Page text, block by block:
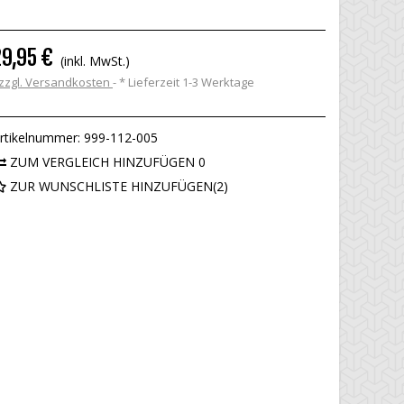
€ (inkl. MwSt.)
Versandkosten * Lieferzeit 1-3 Werktage
999-112-005
ZUM VERGLEICH HINZUFÜGEN 0
ZUR WUNSCHLISTE HINZUFÜGEN(2)